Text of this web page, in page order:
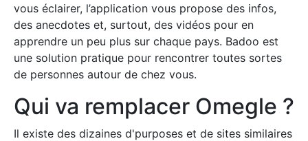
vous éclairer, l’application vous propose des infos,
des anecdotes et, surtout, des vidéos pour en
apprendre un peu plus sur chaque pays. Badoo est
une solution pratique pour rencontrer toutes sortes
de personnes autour de chez vous.
Qui va remplacer Omegle ?
Il existe des dizaines d'purposes et de sites similaires